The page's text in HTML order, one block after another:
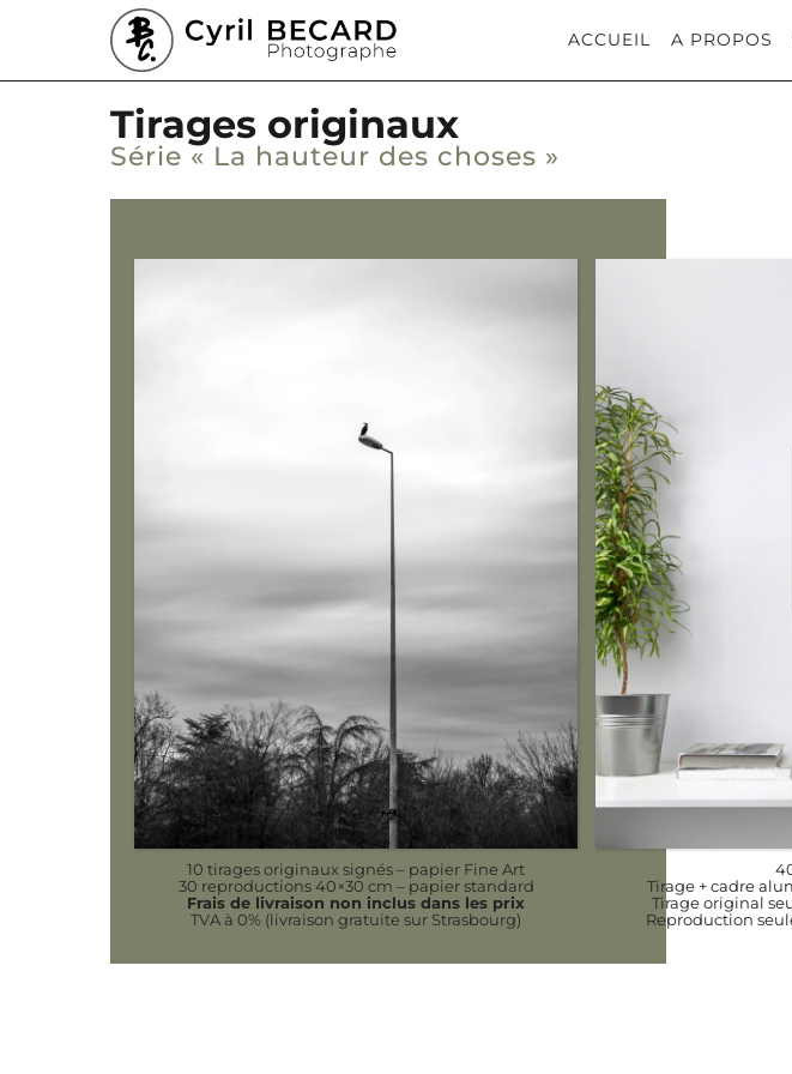
ACCUEIL A PROPOS
Tirages originaux
Série « La hauteur des choses »
10 tirages originaux signés – papier Fine Art
30 reproductions 40×30 cm – papier standard
Frais de livraison non inclus dans les prix
TVA à 0% (livraison gratuite sur Strasbourg)
Tirage + cadre
Tirage original
Reproduction